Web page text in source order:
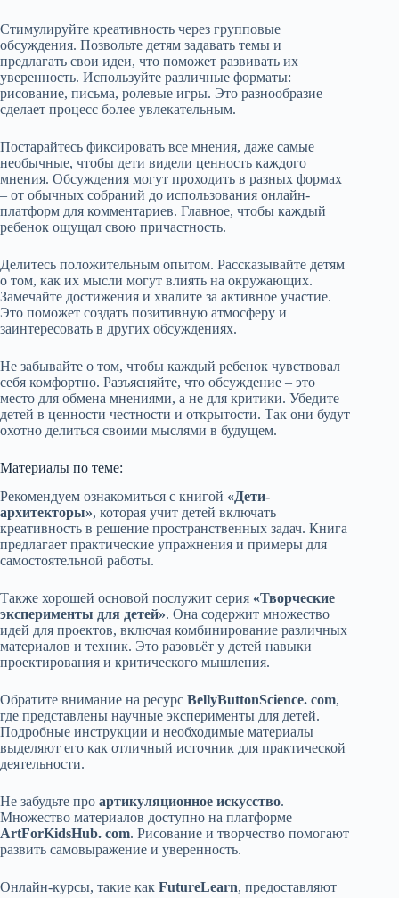
Стимулируйте креативность через групповые
обсуждения. Позвольте детям задавать темы и
предлагать свои идеи, что поможет развивать их
уверенность. Используйте различные форматы:
рисование, письма, ролевые игры. Это разнообразие
сделает процесс более увлекательным.
Постарайтесь фиксировать все мнения, даже самые
необычные, чтобы дети видели ценность каждого
мнения. Обсуждения могут проходить в разных формах
– от обычных собраний до использования онлайн-
платформ для комментариев. Главное, чтобы каждый
ребенок ощущал свою причастность.
Делитесь положительным опытом. Рассказывайте детям
о том, как их мысли могут влиять на окружающих.
Замечайте достижения и хвалите за активное участие.
Это поможет создать позитивную атмосферу и
заинтересовать в других обсуждениях.
Не забывайте о том, чтобы каждый ребенок чувствовал
себя комфортно. Разъясняйте, что обсуждение – это
место для обмена мнениями, а не для критики. Убедите
детей в ценности честности и открытости. Так они будут
охотно делиться своими мыслями в будущем.
Материалы по теме:
Рекомендуем ознакомиться с книгой «Дети-
архитекторы», которая учит детей включать
креативность в решение пространственных задач. Книга
предлагает практические упражнения и примеры для
самостоятельной работы.
Также хорошей основой послужит серия «Творческие
эксперименты для детей». Она содержит множество
идей для проектов, включая комбинирование различных
материалов и техник. Это разовьёт у детей навыки
проектирования и критического мышления.
Обратите внимание на ресурс BellyButtonScience. com,
где представлены научные эксперименты для детей.
Подробные инструкции и необходимые материалы
выделяют его как отличный источник для практической
деятельности.
Не забудьте про артикуляционное искусство.
Множество материалов доступно на платформе
ArtForKidsHub. com. Рисование и творчество помогают
развить самовыражение и уверенность.
Онлайн-курсы, такие как FutureLearn, предоставляют